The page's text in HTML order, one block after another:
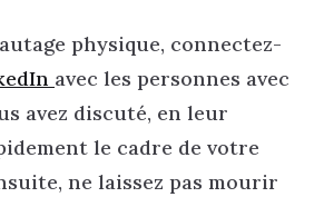
physique, connectez-
avec les personnes avec
avez discuté, en leur
le cadre de votre
ne laissez pas mourir